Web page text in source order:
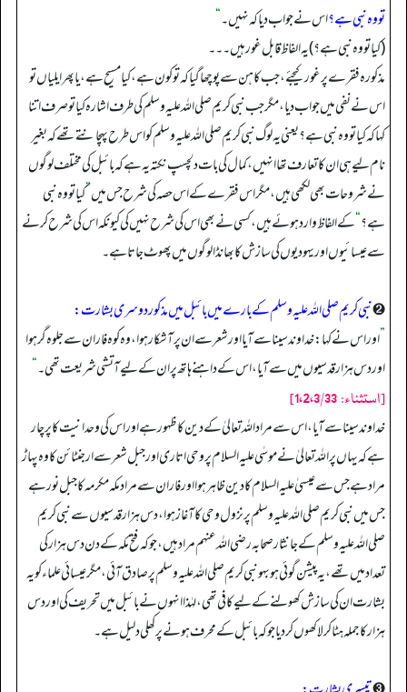
تو وہ نبی ہے؟اس نے جواب دیا کہ نہیں۔“
(کیا تو وہ نبی ہے؟) یہ الفاظ قابل غور ہیں۔۔۔
مذکورہ فقرے پر غور کیجئے، جب کاہن سے پوچھا گیا کہ تو کون ہے، کیا مسیح ہے، یا پھر ایلیاں تو
اس نے نفی میں جواب دیا، مگر جب نبی کریم صلی اللہ علیہ وسلم کی طرف اشارہ کیا تو صرف اتنا
کہا کہ کیا تو وہ نبی ہے؟ یعنی یہ لوگ نبی کریم صلی اللہ علیہ وسلم کو اس طرح پہچانتے تھے کہ بغیر
نام لیے ہی ان کا تعارف تھا انہیں، کمال کی بات دلچسپ نکتہ یہ ہے کہ بائبل کی مختلف لوگوں
نے شروحات بھی لکھی ہیں، مگر اس فقرے کے اس حصہ کی شرح جس میں”کیا تو وہ نبی
ہے؟“کے الفاظ وارد ہوئے ہیں، کسی نے بھی اس کی شرح نہیں کی کیونکہ اس کی شرح کرنے
سے عیسائیوں اور یہودیوں کی سازش کا بھانڈا لوگوں میں پھوٹ جاتا ہے۔
➋نبی کریم صلی اللہ علیہ وسلم کے بارے میں بائبل میں مذکور دوسری بشارت:
”اور اس نے کہا: خداوند سینا سے آیا اور شعر سے ان پر آشکار ہوا، وہ کوہ فاران سے جلوہ گر ہوا
اور دس ہزار قدسیوں میں سے آیا، اس کے داہنے ہاتھ پر ان کے لیے آتشی شریعت تھی۔“
[استثناء: 1،2،3/33]
خداوند سینا سے آیا، اس سے مراد اللہ تعالیٰ کے دین کا ظہور ہے اور اس کی وحدانیت کا پرچار
ہے کہ یہاں پر اللہ تعالیٰ نے موسٰی علیہ السلام پر وحی اتاری اور جبل شعر سے ارجنٹائن کا وہ پہاڑ
مراد ہے جس سے عیسیٰ علیہ السلام کا دین ظاہر ہوا اور فاران سے مراد مکہ مکرمہ کا جبل نور ہے
جس میں نبی کریم صلی اللہ علیہ وسلم پر نزول وحی کا آغاز ہوا، دس ہزار قدسیوں سے نبی کریم
صلی اللہ علیہ وسلم کے جانثار صحابہ رضی اللہ عنہم مراد ہیں، جو کہ فتح مکہ کے دن دس ہزار کی
تعداد میں تھے، یہ پیشن گوئی ہوبہو نبی کریم صلی اللہ علیہ وسلم پر صادق آئی، مگر عیسائی علماء کو یہ
بشارت ان کی سازش کھولنے کے لیے کافی تھی، لہٰذا انہوں نے بائبل میں تحریف کی اور دس
ہزار کا جملہ ہٹا کر لاکھوں کر دیا جو کہ بائبل کے محرف ہونے پر کھلی دلیل ہے۔